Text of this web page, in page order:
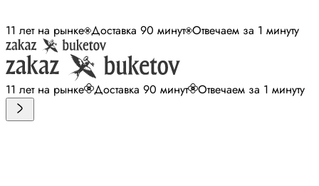
11 лет на рынке Доставка 90 минут Отвечаем за 1 минуту
11 лет на рынке Доставка 90 минут Отвечаем за 1 минуту